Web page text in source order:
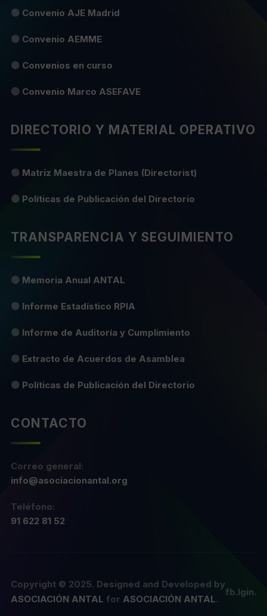
🟢 Convenio AJE Madrid
🟢 Convenio AEMME
🟡 Convenios en curso
🔴 Convenio Marco ASEFAVE
DIRECTORIO Y MATERIAL OPERATIVO
🟢 Matriz Maestra de Planes (Directorist)
🟡 Políticas de Publicación del Directorio
TRANSPARENCIA Y SEGUIMIENTO
🟢 Memoria Anual ANTAL
🟢 Informe Estadístico RPIA
🟢 Informe de Auditoría y Cumplimiento
🟢 Extracto de Acuerdos de Asamblea
🟡 Políticas de Publicación del Directorio
CONTACTO
Correo general:
info@asociacionantal.org
Teléfono:
91 622 81 52
Copyright © 2025. Designed and Developed by
ASOCIACIÓN ANTAL for ASOCIACIÓN ANTAL.